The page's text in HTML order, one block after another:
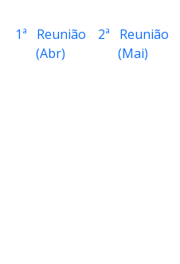
1ª Reunião
(Abr)
2ª Reunião
(Mai)